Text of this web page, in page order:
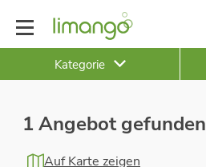
Kategorie
1 Angebot gefunden
Auf Karte zeigen